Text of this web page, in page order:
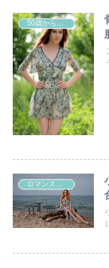
50歳からの曲線系おしゃれ
ロマンスタイプ